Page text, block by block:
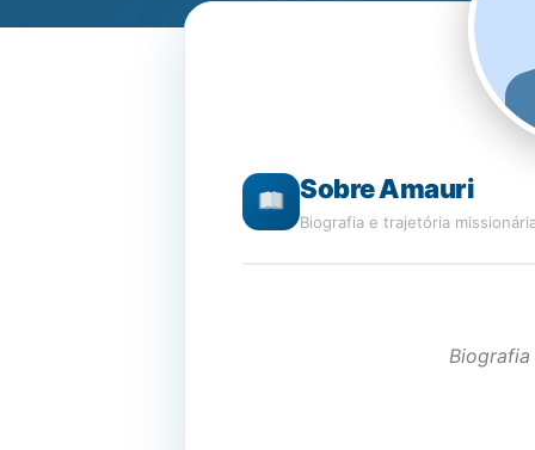
Sobre Amauri
Biografia e trajetória